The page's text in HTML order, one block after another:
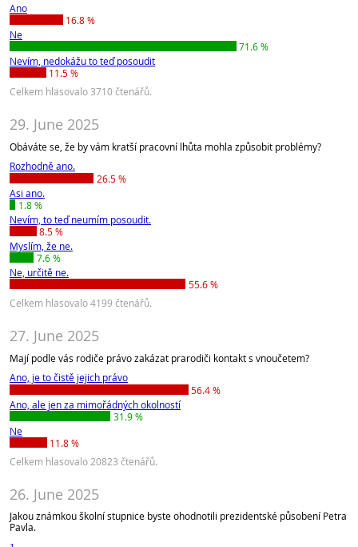
Ano
16.8 %
Ne
71.6 %
Nevím, nedokážu to teď posoudit
11.5 %
Celkem hlasovalo 3710 čtenářů.
29. June 2025
Obáváte se, že by vám kratší pracovní lhůta mohla způsobit problémy?
Rozhodně ano.
26.5 %
Asi ano.
1.8 %
Nevím, to teď neumím posoudit.
8.5 %
Myslím, že ne.
7.6 %
Ne, určitě ne.
55.6 %
Celkem hlasovalo 4199 čtenářů.
27. June 2025
Mají podle vás rodiče právo zakázat prarodiči kontakt s vnoučetem?
Ano, je to čistě jejich právo
56.4 %
Ano, ale jen za mimořádných okolností
31.9 %
Ne
11.8 %
Celkem hlasovalo 20823 čtenářů.
26. June 2025
Jakou známkou školní stupnice byste ohodnotili prezidentské působení Petra
Pavla.